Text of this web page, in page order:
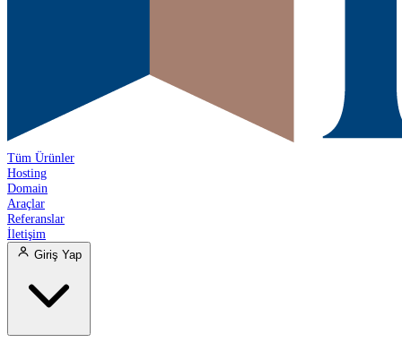
Tüm Ürünler
Hosting
Domain
Araçlar
Referanslar
İletişim
Giriş Yap